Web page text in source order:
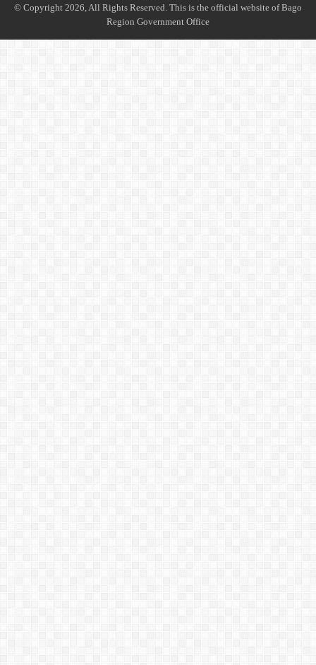
© Copyright 2026, All Rights Reserved. This is the official website of Bago
Region Government Office